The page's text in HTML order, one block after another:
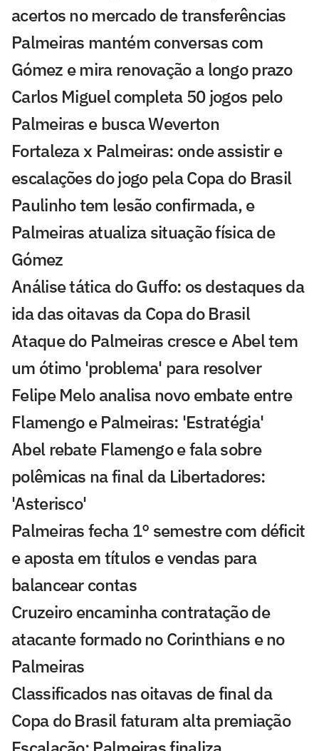
acertos no mercado de transferências
Palmeiras mantém conversas com
Gómez e mira renovação a longo prazo
Carlos Miguel completa 50 jogos pelo
Palmeiras e busca Weverton
Fortaleza x Palmeiras: onde assistir e
escalações do jogo pela Copa do Brasil
Paulinho tem lesão confirmada, e
Palmeiras atualiza situação física de
Gómez
Análise tática do Guffo: os destaques da
ida das oitavas da Copa do Brasil
Ataque do Palmeiras cresce e Abel tem
um ótimo 'problema' para resolver
Felipe Melo analisa novo embate entre
Flamengo e Palmeiras: 'Estratégia'
Abel rebate Flamengo e fala sobre
polêmicas na final da Libertadores:
'Asterisco'
Palmeiras fecha 1° semestre com déficit
e aposta em títulos e vendas para
balancear contas
Cruzeiro encaminha contratação de
atacante formado no Corinthians e no
Palmeiras
Classificados nas oitavas de final da
Copa do Brasil faturam alta premiação